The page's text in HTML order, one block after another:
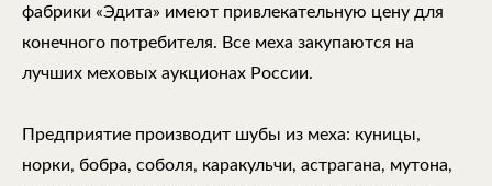
фабрики «Эдита» имеют привлекательную цену для
конечного потребителя. Все меха закупаются на
лучших меховых аукционах России.
Предприятие производит шубы из меха: куницы,
норки, бобра, соболя, каракульчи, астрагана, мутона,